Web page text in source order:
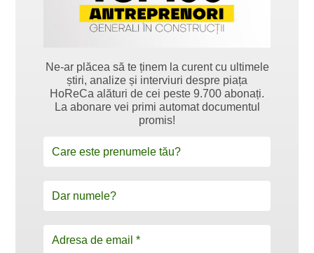
Ne-ar plăcea să te ținem la curent cu ultimele
știri, analize și interviuri despre piața
HoReCa alături de cei peste 9.700 abonați.
La abonare vei primi automat documentul
promis!